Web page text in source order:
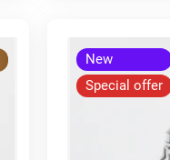
New
Special offer